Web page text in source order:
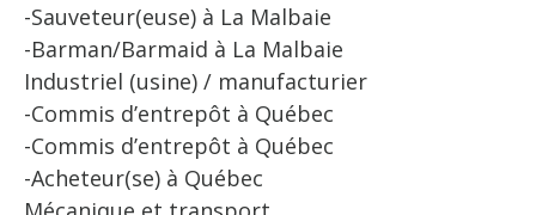
-Sauveteur(euse) à La Malbaie
-Barman/Barmaid à La Malbaie
Industriel (usine) / manufacturier
-Commis d’entrepôt à Québec
-Commis d’entrepôt à Québec
-Acheteur(se) à Québec